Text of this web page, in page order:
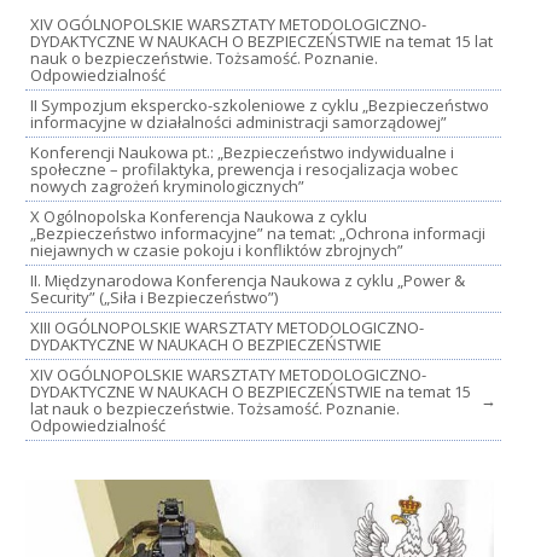
XIV OGÓLNOPOLSKIE WARSZTATY METODOLOGICZNO-
DYDAKTYCZNE W NAUKACH O BEZPIECZEŃSTWIE na temat 15 lat
nauk o bezpieczeństwie. Tożsamość. Poznanie.
Odpowiedzialność
II Sympozjum ekspercko-szkoleniowe z cyklu „Bezpieczeństwo
informacyjne w działalności administracji samorządowej”
Konferencji Naukowa pt.: „Bezpieczeństwo indywidualne i
społeczne – profilaktyka, prewencja i resocjalizacja wobec
nowych zagrożeń kryminologicznych”
X Ogólnopolska Konferencja Naukowa z cyklu
„Bezpieczeństwo informacyjne” na temat: „Ochrona informacji
niejawnych w czasie pokoju i konfliktów zbrojnych”
II. Międzynarodowa Konferencja Naukowa z cyklu „Power &
Security” („Siła i Bezpieczeństwo”)
XIII OGÓLNOPOLSKIE WARSZTATY METODOLOGICZNO-
DYDAKTYCZNE W NAUKACH O BEZPIECZEŃSTWIE
XIV OGÓLNOPOLSKIE WARSZTATY METODOLOGICZNO-
DYDAKTYCZNE W NAUKACH O BEZPIECZEŃSTWIE na temat 15
lat nauk o bezpieczeństwie. Tożsamość. Poznanie.
Odpowiedzialność
→